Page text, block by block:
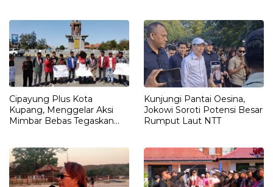
Cipayung Plus Kota
Kupang, Menggelar Aksi
Mimbar Bebas Tegaskan
Kepada JOKO WIDODO
Kunjungi Pantai Oesina,
Jokowi Soroti Potensi Besar
Rumput Laut NTT